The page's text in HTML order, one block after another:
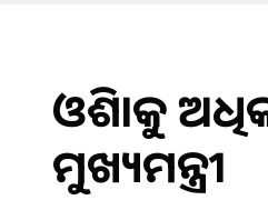
ଓଡିଶାକୁ
ମୁଖ୍ୟମନ୍ତ୍ରୀ